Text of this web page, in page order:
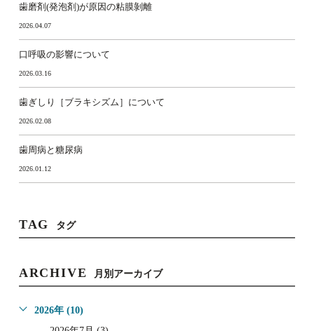
歯磨剤(発泡剤)が原因の粘膜剝離
2026.04.07
口呼吸の影響について
2026.03.16
歯ぎしり［ブラキシズム］について
2026.02.08
歯周病と糖尿病
2026.01.12
TAG タグ
ARCHIVE 月別アーカイブ
2026年 (10)